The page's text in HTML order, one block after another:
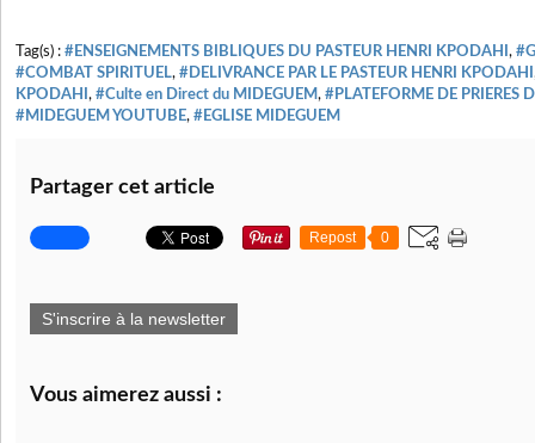
Tag(s) : #ENSEIGNEMENTS BIBLIQUES DU PASTEUR HENRI KPODAHI ,
#COMBAT SPIRITUEL, #DELIVRANCE PAR LE PASTEUR HENRI KPODAHI
KPODAHI , #Culte en Direct du MIDEGUEM, #PLATEFORME DE PRIERES
#MIDEGUEM YOUTUBE, #EGLISE MIDEGUEM
Partager cet article
Repost 0
S'inscrire à la newsletter
Vous aimerez aussi :